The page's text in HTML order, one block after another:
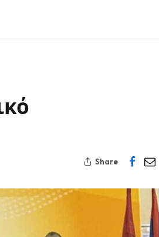
Share